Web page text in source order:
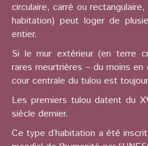
circulaire, carré ou
habitation) peut loger de
entier.
Si le mur extérieur (en terre
rares meurtrières – du moins en
cour centrale du tulou est
Les premiers tulou datent du
siècle dernier.
Ce type d’habitation a été